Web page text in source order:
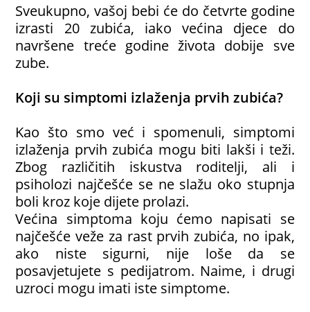
Sveukupno, vašoj bebi će do četvrte godine
izrasti 20 zubića, iako većina djece do
navršene treće godine života dobije sve
zube.
Koji su simptomi izlaženja prvih zubića?
Kao što smo već i spomenuli, simptomi
izlaženja prvih zubića mogu biti lakši i teži.
Zbog različitih iskustva roditelji, ali i
psiholozi najčešće se ne slažu oko stupnja
boli kroz koje dijete prolazi.
Većina simptoma koju ćemo napisati se
najčešće veže za rast prvih zubića, no ipak,
ako niste sigurni, nije loše da se
posavjetujete s pedijatrom. Naime, i drugi
uzroci mogu imati iste simptome.